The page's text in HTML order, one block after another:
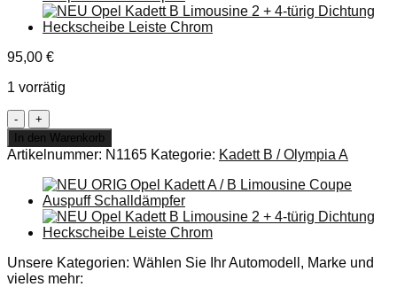
95,00 €
1 vorrätig
ORIGINAL
Opel
Kadett
B
Seilrolle
Tür
Fenster
Limousine
Coupe
Rallye
Kliemencoupe
In den Warenkorb
Artikelnummer: N1165 Kategorie: Kadett B / Olympia A
Unsere Kategorien: Wählen Sie Ihr Automodell, Marke und
vieles mehr: